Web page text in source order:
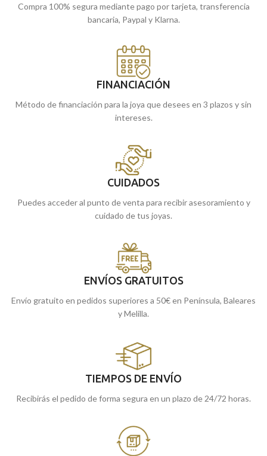
Compra 100% segura mediante pago por tarjeta, transferencia
bancaria, Paypal y Klarna.
FINANCIACIÓN
Método de financiación para la joya que desees en 3 plazos y sin
intereses.
CUIDADOS
Puedes acceder al punto de venta para recibir asesoramiento y
cuidado de tus joyas.
ENVÍOS GRATUITOS
Envío gratuito en pedidos superiores a 50€ en Península, Baleares
y Melilla.
TIEMPOS DE ENVÍO
Recibirás el pedido de forma segura en un plazo de 24/72 horas.